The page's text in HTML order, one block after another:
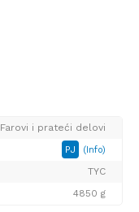
Farovi i prateći delovi
PJ (Info)
TYC
4850 g